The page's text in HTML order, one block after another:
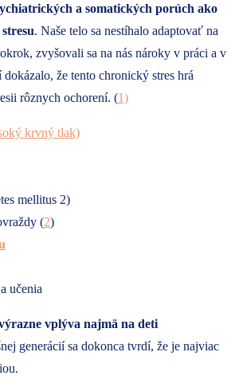
a somatických porúch ako
. Naše telo sa nestíhalo adaptovať na
zvyšovali sa na nás nároky v práci a v
že tento chronický stres hrá
rôznych ochorení. (1)
krvný tlak)
mellitus 2)
(2)
učenia
vplýva najmä na deti
generácií sa dokonca tvrdí, že je najviac